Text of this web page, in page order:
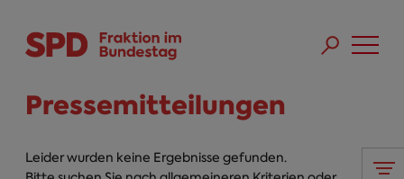
Pressemitteilungen
Leider wurden keine Ergebnisse gefunden.